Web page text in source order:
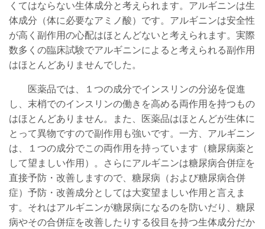
くてはならない生体成分と考えられます。アルギニンは生
体成分（体に必要なアミノ酸）です。アルギニンは安全性
が高く副作用の心配はほとんどないと考えられます。 実際
数多くの臨床試験でアルギニンによると考えられる副作用
はほとんどありませんでした。
医薬品では、１つの成分でインスリンの分泌を促進
し、末梢でのインスリンの働きを高める両作用を持つもの
はほとんどありません。また、医薬品はほとんどが生体に
とって異物ですので副作用も強いです。一方、アルギニン
は、１つの成分でこの両作用を持っています（糖尿病薬と
して望ましい作用）。さらにアルギニンは糖尿病合併症を
直接予防・改善しますので、糖尿病（および糖尿病合併
症）予防・改善成分としては大変望ましい作用と言えま
す。それはアルギニンが糖尿病になるのを防いだり、糖尿
病やその合併症を改善したりする役目を持つ生体成分だか